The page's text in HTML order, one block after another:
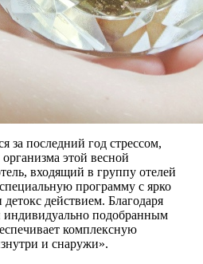
за последний год стрессом,
этой весной
входящий в группу отелей
программу с ярко
действием. Благодаря
индивидуально подобранным
комплексную
и снаружи».